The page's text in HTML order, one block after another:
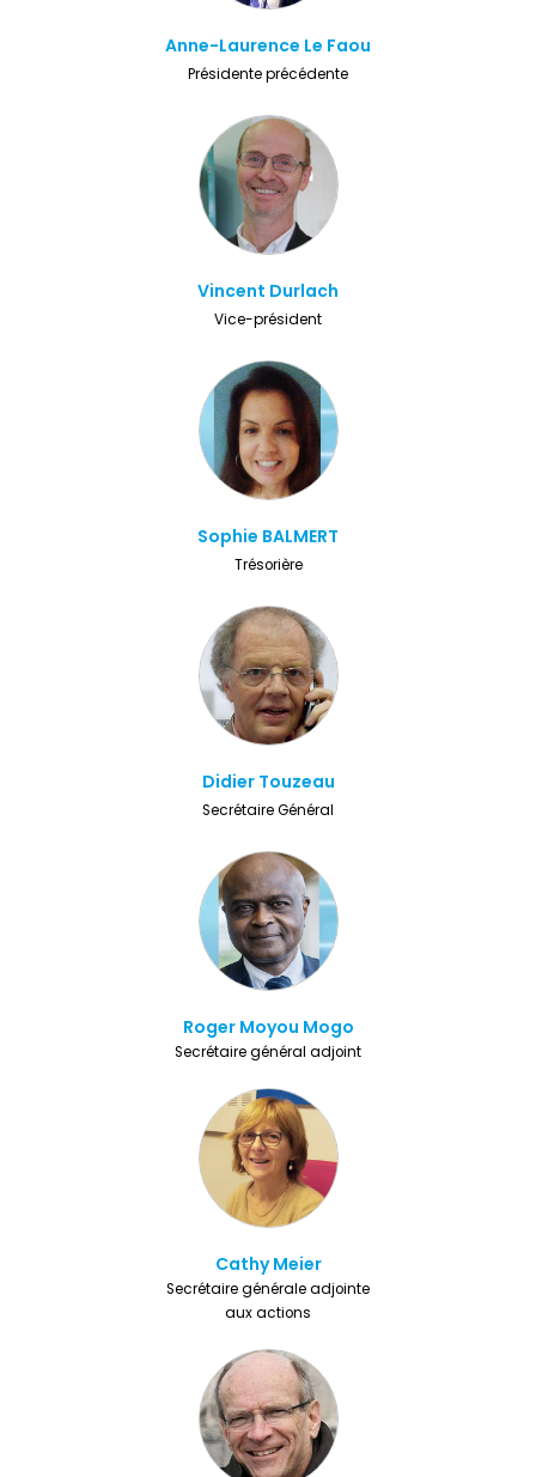
Anne-Laurence Le Faou
Présidente précédente
Vincent Durlach
Vice-président
Sophie BALMERT
Trésorière
Didier Touzeau
Secrétaire Général
Roger Moyou Mogo
Secrétaire général adjoint
Cathy Meier
Secrétaire générale adjointe
aux actions